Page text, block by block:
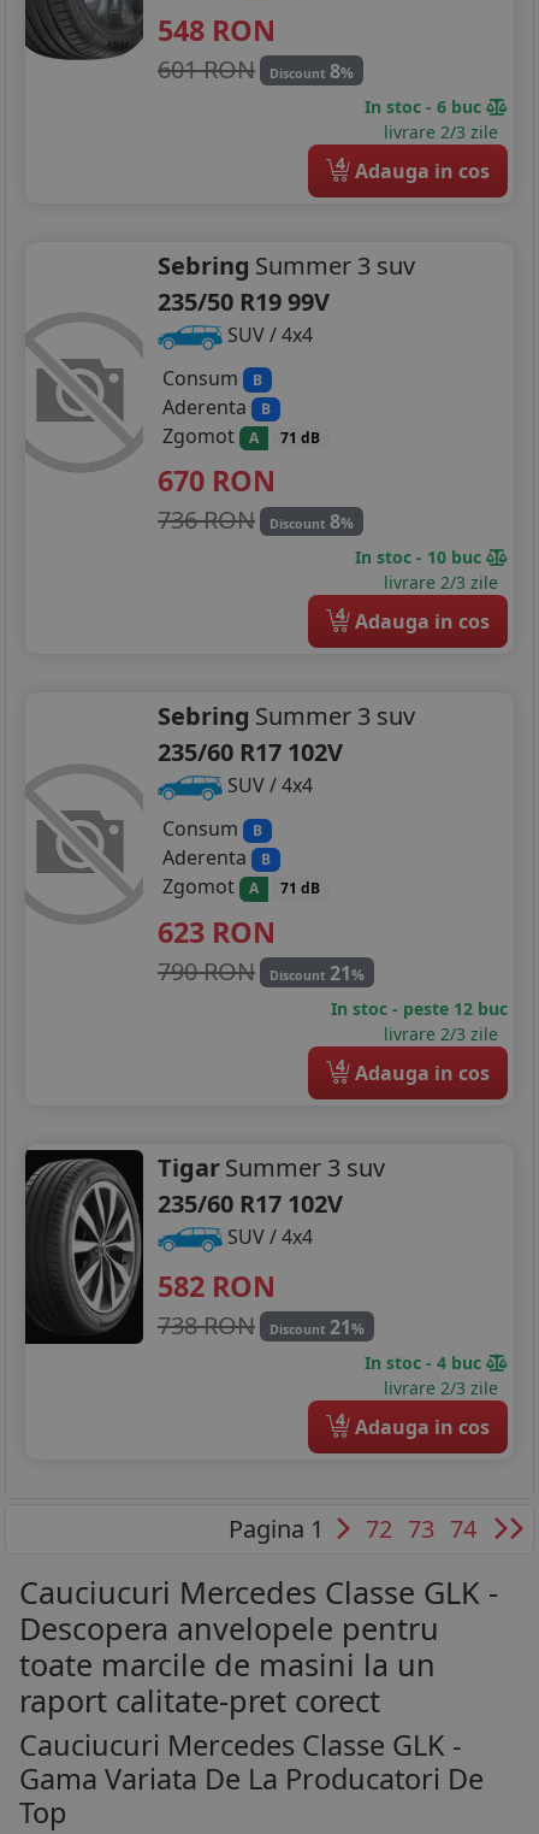
548 RON
601 RON Discount 8%
In stoc - 6 buc
livrare 2/3 zile
4 Adauga in cos
Sebring Summer 3 suv
235/50 R19 99V
SUV / 4x4
Consum
B
Aderenta B
Zgomot A 71 dB
670 RON
736 RON Discount 8%
In stoc - 10 buc
livrare 2/3 zile
4 Adauga in cos
Sebring Summer 3 suv
235/60 R17 102V
SUV / 4x4
Consum
B
Aderenta B
Zgomot A 71 dB
623 RON
790 RON Discount 21%
In stoc - peste 12 buc
livrare 2/3 zile
4 Adauga in cos
TigarSummer 3 suv
235/60 R17 102V
SUV / 4x4
582 RON
738 RON Discount 21%
In stoc - 4 buc
livrare 2/3 zile
4 Adauga in cos
Pagina 1 72 73 74
Cauciucuri Mercedes Classe GLK -
Descopera anvelopele pentru
toate marcile de masini la un
raport calitate-pret corect
Cauciucuri Mercedes Classe GLK -
Gama Variata De La Producatori De
Top